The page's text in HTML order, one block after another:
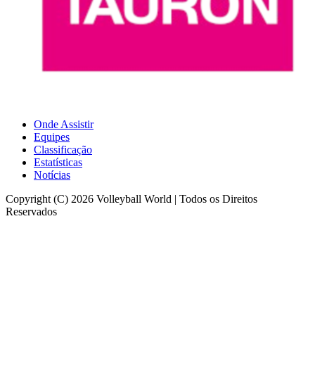
Onde Assistir
Equipes
Classificação
Estatísticas
Notícias
Copyright (C) 2026 Volleyball World | Todos os Direitos
Reservados